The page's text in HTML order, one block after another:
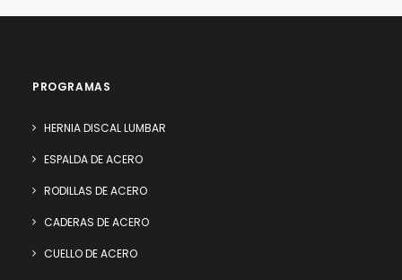
PROGRAMAS
HERNIA DISCAL LUMBAR
ESPALDA DE ACERO
RODILLAS DE ACERO
CADERAS DE ACERO
CUELLO DE ACERO